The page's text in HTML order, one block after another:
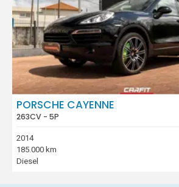
PORSCHE CAYENNE
263CV - 5P
2014
185.000 km
Diesel